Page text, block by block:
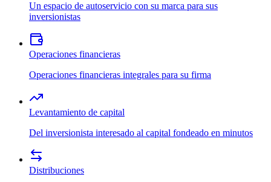
Un espacio de autoservicio con su marca para sus
inversionistas
Operaciones financieras
Operaciones financieras integrales para su firma
Levantamiento de capital
Del inversionista interesado al capital fondeado en minutos
Distribuciones